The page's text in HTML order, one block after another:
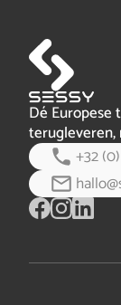
hoger of
of factuur en
Dé
terugleveren,
+32